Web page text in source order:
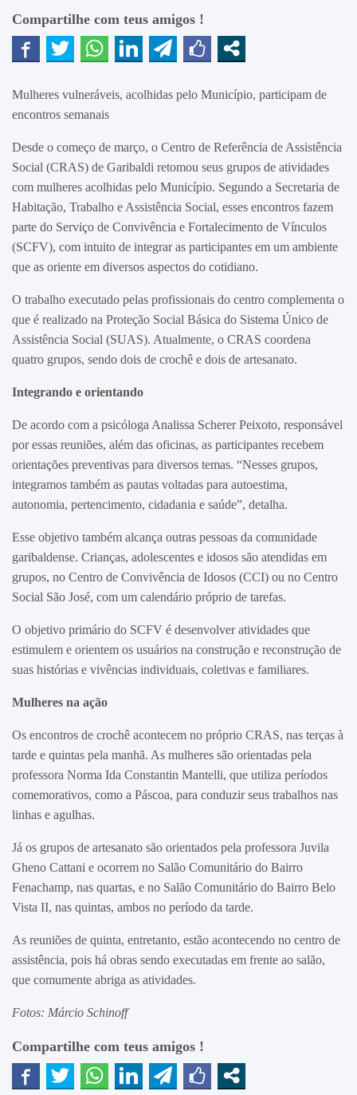
Compartilhe com teus amigos !
Mulheres vulneráveis, acolhidas pelo Município, participam de
encontros semanais
Desde o começo de março, o Centro de Referência de Assistência
Social (CRAS) de Garibaldi retomou seus grupos de atividades
com mulheres acolhidas pelo Município. Segundo a Secretaria de
Habitação, Trabalho e Assistência Social, esses encontros fazem
parte do Serviço de Convivência e Fortalecimento de Vínculos
(SCFV), com intuito de integrar as participantes em um ambiente
que as oriente em diversos aspectos do cotidiano.
O trabalho executado pelas profissionais do centro complementa o
que é realizado na Proteção Social Básica do Sistema Único de
Assistência Social (SUAS). Atualmente, o CRAS coordena
quatro grupos, sendo dois de crochê e dois de artesanato.
Integrando e orientando
De acordo com a psicóloga Analissa Scherer Peixoto, responsável
por essas reuniões, além das oficinas, as participantes recebem
orientações preventivas para diversos temas. “Nesses grupos,
integramos também as pautas voltadas para autoestima,
autonomia, pertencimento, cidadania e saúde”, detalha.
Esse objetivo também alcança outras pessoas da comunidade
garibaldense. Crianças, adolescentes e idosos são atendidas em
grupos, no Centro de Convivência de Idosos (CCI) ou no Centro
Social São José, com um calendário próprio de tarefas.
O objetivo primário do SCFV é desenvolver atividades que
estimulem e orientem os usuários na construção e reconstrução de
suas histórias e vivências individuais, coletivas e familiares.
Mulheres na ação
Os encontros de crochê acontecem no próprio CRAS, nas terças à
tarde e quintas pela manhã. As mulheres são orientadas pela
professora Norma Ida Constantin Mantelli, que utiliza períodos
comemorativos, como a Páscoa, para conduzir seus trabalhos nas
linhas e agulhas.
Já os grupos de artesanato são orientados pela professora Juvila
Gheno Cattani e ocorrem no Salão Comunitário do Bairro
Fenachamp, nas quartas, e no Salão Comunitário do Bairro Belo
Vista II, nas quintas, ambos no período da tarde.
As reuniões de quinta, entretanto, estão acontecendo no centro de
assistência, pois há obras sendo executadas em frente ao salão,
que comumente abriga as atividades.
Fotos: Márcio Schinoff
Compartilhe com teus amigos !